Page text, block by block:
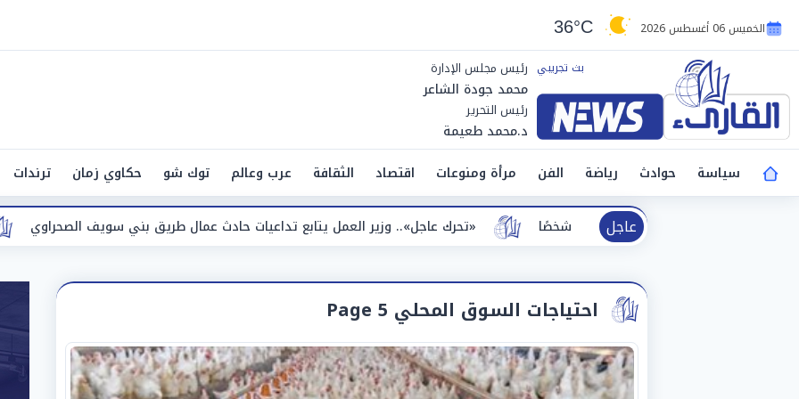
الخميس 06 أغسطس 2026 36°C
رئيس مجلس الإدارة
محمد جودة الشاعر
رئيس التحرير
د.محمد طعيمة
سياسة
حوادث رياضة الفن مرأة ومنوعات اقتصاد الثقافة عرب وعالم توك شو حكاوي زمان ترندات
عاجل
وزيرة التضامن «تحرك عاجل».. وزير العمل يتابع تداعيات حادث عمال طريق بني سويف الصحراوي
احتياجات السوق المحلي Page 5